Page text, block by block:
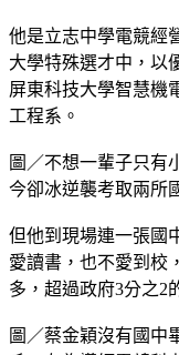
他是立志中學電競經
大學特殊選才中，以
屏東科技大學智慧機
工程系。
圖／不想一輩子只有
今卻冰逆襲考取兩所
但他到現場連一張國
愛讀書，也不愛到校
多，超過政府3分之2
圖／蔡金穎沒有國中